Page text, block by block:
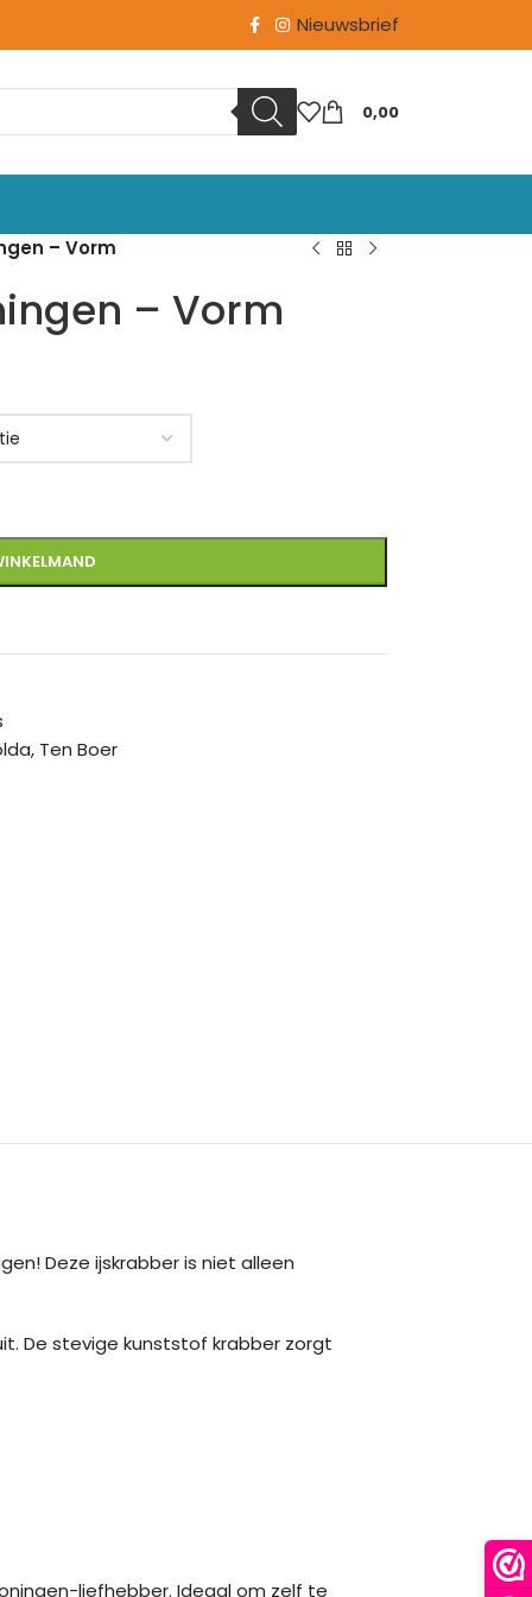
Nieuwsbrief
0,00
– Vorm
– Vorm
, Ten Boer
Deze ijskrabber is niet alleen
De stevige kunststof krabber zorgt
liefhebber. Ideaal om zelf te